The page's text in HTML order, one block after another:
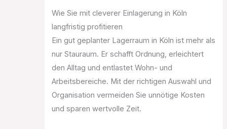
Wie Sie mit cleverer Einlagerung in Köln
langfristig profitieren
Ein gut geplanter Lagerraum in Köln ist mehr als
nur Stauraum. Er schafft Ordnung, erleichtert
den Alltag und entlastet Wohn- und
Arbeitsbereiche. Mit der richtigen Auswahl und
Organisation vermeiden Sie unnötige Kosten
und sparen wertvolle Zeit.